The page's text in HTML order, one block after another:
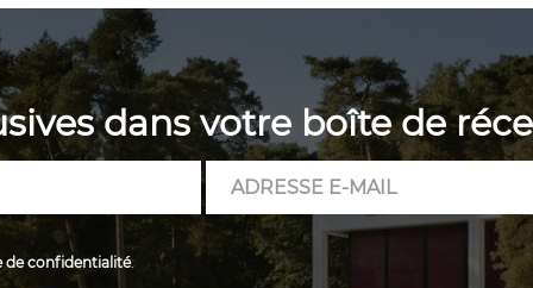
dans votre boîte de
mail
de confidentialité.